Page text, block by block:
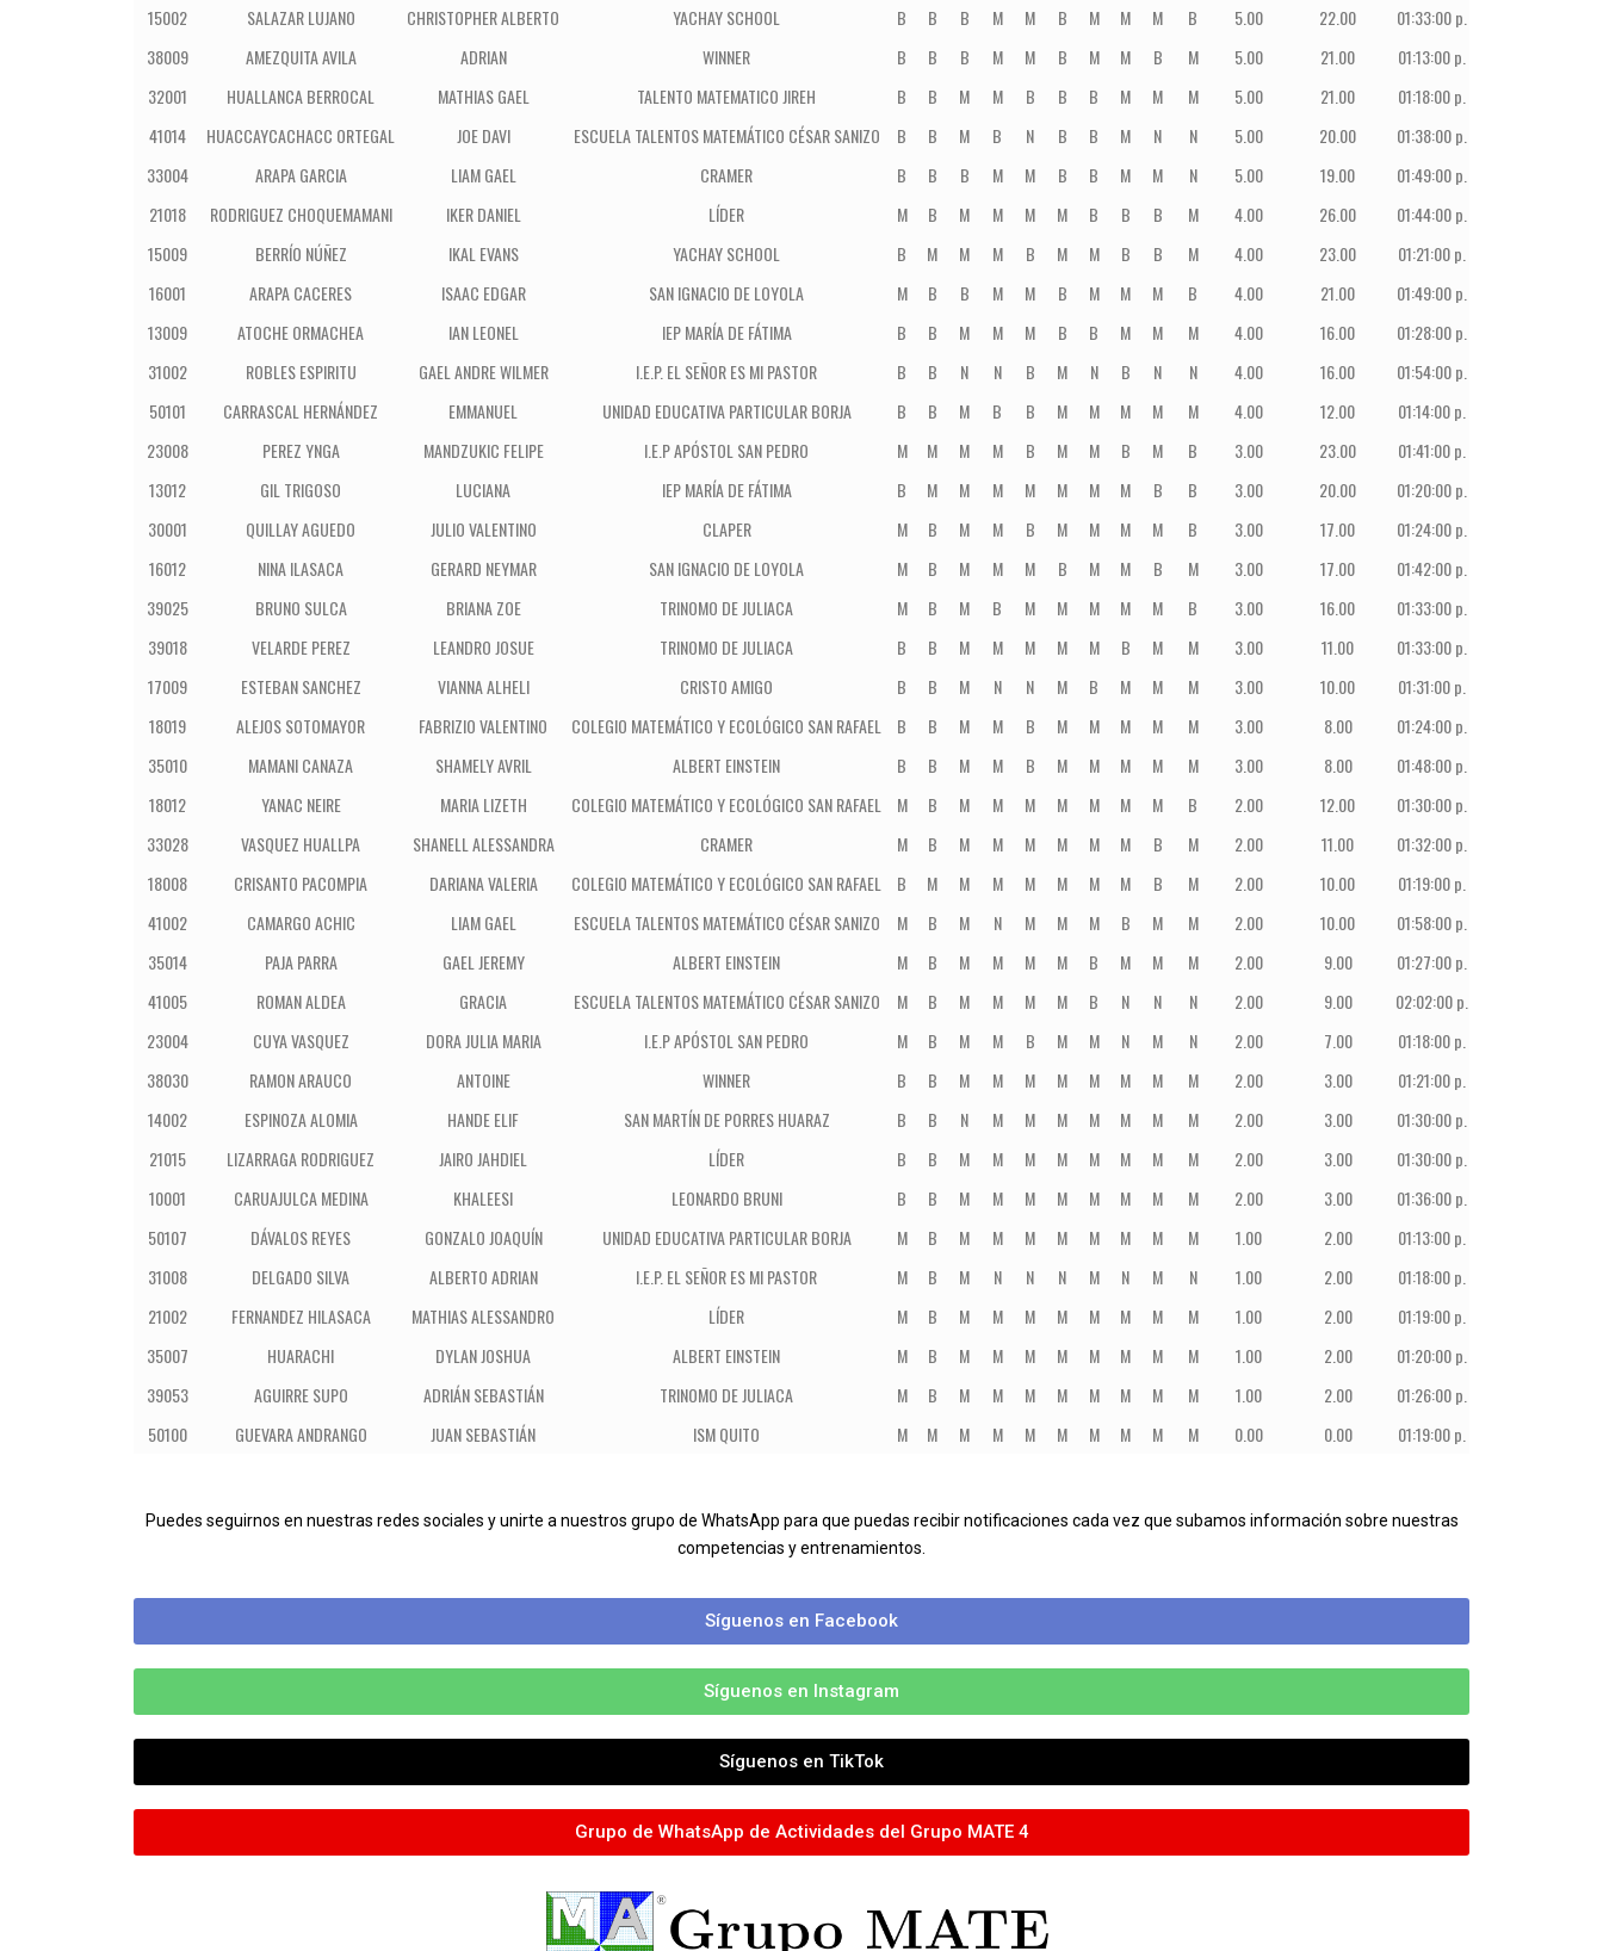
15002
SALAZAR LUJANO CHRISTOPHER ALBERTO YACHAY SCHOOL B B B M M B M M M B 5.00 22.00 01:33:00 p. m.
38009
AMEZQUITA AVILA ADRIAN WINNER B B B M M B M M B M 5.00 21.00 01:13:00 p. m.
32001
HUALLANCA BERROCAL MATHIAS GAEL TALENTO MATEMATICO JIREH B B M M B B B M M M 5.00 21.00 01:18:00 p. m.
41014
HUACCAYCACHACC ORTEGAL JOE DAVI ESCUELA TALENTOS MATEMÁTICO CÉSAR SANIZO B B M B N B B M N N 5.00 20.00 01:38:00 p. m.
33004
ARAPA GARCIA LIAM GAEL CRAMER B B B M M B B M M N 5.00 19.00 01:49:00 p. m.
21018
RODRIGUEZ CHOQUEMAMANI IKER DANIEL LÍDER M B M M M M B B B M 4.00 26.00 01:44:00 p. m.
15009
BERRÍO NÚÑEZ IKAL EVANS YACHAY SCHOOL B M M M B M M B B M 4.00 23.00 01:21:00 p. m.
16001
ARAPA CACERES ISAAC EDGAR SAN IGNACIO DE LOYOLA M B B M M B M M M B 4.00 21.00 01:49:00 p. m.
13009
ATOCHE ORMACHEA IAN LEONEL IEP MARÍA DE FÁTIMA B B M M M B B M M M 4.00 16.00 01:28:00 p. m.
31002
ROBLES ESPIRITU GAEL ANDRE WILMER I.E.P. EL SEÑOR ES MI PASTOR B B N N B M N B N N 4.00 16.00 01:54:00 p. m.
50101
CARRASCAL HERNÁNDEZ EMMANUEL UNIDAD EDUCATIVA PARTICULAR BORJA B B M B B M M M M M 4.00 12.00 01:14:00 p. m.
23008
PEREZ YNGA MANDZUKIC FELIPE I.E.P APÓSTOL SAN PEDRO M M M M B M M B M B 3.00 23.00 01:41:00 p. m.
13012
GIL TRIGOSO LUCIANA IEP MARÍA DE FÁTIMA B M M M M M M M B B 3.00 20.00 01:20:00 p. m.
30001
QUILLAY AGUEDO JULIO VALENTINO CLAPER M B M M B M M M M B 3.00 17.00 01:24:00 p. m.
16012
NINA ILASACA GERARD NEYMAR SAN IGNACIO DE LOYOLA M B M M M B M M B M 3.00 17.00 01:42:00 p. m.
39025
BRUNO SULCA BRIANA ZOE TRINOMO DE JULIACA M B M B M M M M M B 3.00 16.00 01:33:00 p. m.
39018
VELARDE PEREZ LEANDRO JOSUE TRINOMO DE JULIACA B B M M M M M B M M 3.00 11.00 01:33:00 p. m.
17009
ESTEBAN SANCHEZ VIANNA ALHELI CRISTO AMIGO B B M N N M B M M M 3.00 10.00 01:31:00 p. m.
18019
ALEJOS SOTOMAYOR FABRIZIO VALENTINO COLEGIO MATEMÁTICO Y ECOLÓGICO SAN RAFAEL B B M M B M M M M M 3.00 8.00 01:24:00 p. m.
35010
MAMANI CANAZA SHAMELY AVRIL ALBERT EINSTEIN B B M M B M M M M M 3.00 8.00 01:48:00 p. m.
18012
YANAC NEIRE MARIA LIZETH COLEGIO MATEMÁTICO Y ECOLÓGICO SAN RAFAEL M B M M M M M M M B 2.00 12.00 01:30:00 p. m.
33028
VASQUEZ HUALLPA SHANELL ALESSANDRA CRAMER M B M M M M M M B M 2.00 11.00 01:32:00 p. m.
18008
CRISANTO PACOMPIA DARIANA VALERIA COLEGIO MATEMÁTICO Y ECOLÓGICO SAN RAFAEL B M M M M M M M B M 2.00 10.00 01:19:00 p. m.
41002
CAMARGO ACHIC LIAM GAEL ESCUELA TALENTOS MATEMÁTICO CÉSAR SANIZO M B M N M M M B M M 2.00 10.00 01:58:00 p. m.
35014
PAJA PARRA GAEL JEREMY ALBERT EINSTEIN M B M M M M B M M M 2.00 9.00 01:27:00 p. m.
41005
ROMAN ALDEA GRACIA ESCUELA TALENTOS MATEMÁTICO CÉSAR SANIZO M B M M M M B N N N 2.00 9.00 02:02:00 p. m.
23004
CUYA VASQUEZ DORA JULIA MARIA I.E.P APÓSTOL SAN PEDRO M B M M B M M N M N 2.00 7.00 01:18:00 p. m.
38030
RAMON ARAUCO ANTOINE WINNER B B M M M M M M M M 2.00 3.00 01:21:00 p. m.
14002
ESPINOZA ALOMIA HANDE ELIF SAN MARTÍN DE PORRES HUARAZ B B N M M M M M M M 2.00 3.00 01:30:00 p. m.
21015
LIZARRAGA RODRIGUEZ JAIRO JAHDIEL LÍDER B B M M M M M M M M 2.00 3.00 01:30:00 p. m.
10001
CARUAJULCA MEDINA KHALEESI LEONARDO BRUNI B B M M M M M M M M 2.00 3.00 01:36:00 p. m.
50107
DÁVALOS REYES GONZALO JOAQUÍN UNIDAD EDUCATIVA PARTICULAR BORJA M B M M M M M M M M 1.00 2.00 01:13:00 p. m.
31008
DELGADO SILVA ALBERTO ADRIAN I.E.P. EL SEÑOR ES MI PASTOR M B M N N N M N M N 1.00 2.00 01:18:00 p. m.
21002
FERNANDEZ HILASACA MATHIAS ALESSANDRO LÍDER M B M M M M M M M M 1.00 2.00 01:19:00 p. m.
35007
HUARACHI DYLAN JOSHUA ALBERT EINSTEIN M B M M M M M M M M 1.00 2.00 01:20:00 p. m.
39053
AGUIRRE SUPO ADRIÁN SEBASTIÁN TRINOMO DE JULIACA M B M M M M M M M M 1.00 2.00 01:26:00 p. m.
50100
GUEVARA ANDRANGO JUAN SEBASTIÁN ISM QUITO M M M M M M M M M M 0.00 0.00 01:19:00 p. m.
Puedes seguirnos en nuestras redes sociales y unirte a nuestros grupo de WhatsApp para que puedas recibir notificaciones cada vez que subamos información sobre nuestras
competencias y entrenamientos.
Síguenos en Facebook
Síguenos en Instagram
Síguenos en TikTok
Grupo de WhatsApp de Actividades del Grupo MATE 4